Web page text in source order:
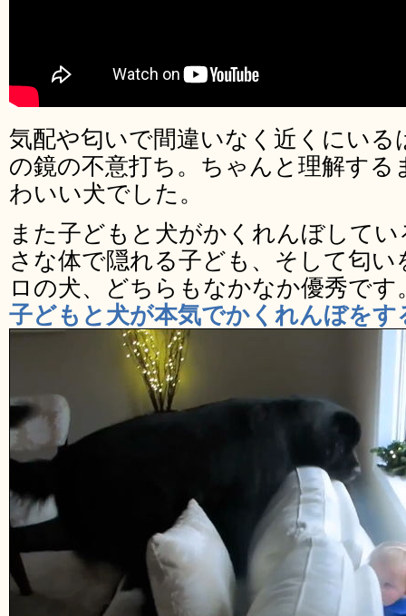
気配や匂いで間違いなく近くにい
の鏡の不意打ち。ちゃんと理解す
わいい犬でした。
また子どもと犬がかくれんぼして
さな体で隠れる子ども、そして匂
ロの犬、どちらもなかなか優秀です
子どもと犬が本気でかくれんぼを